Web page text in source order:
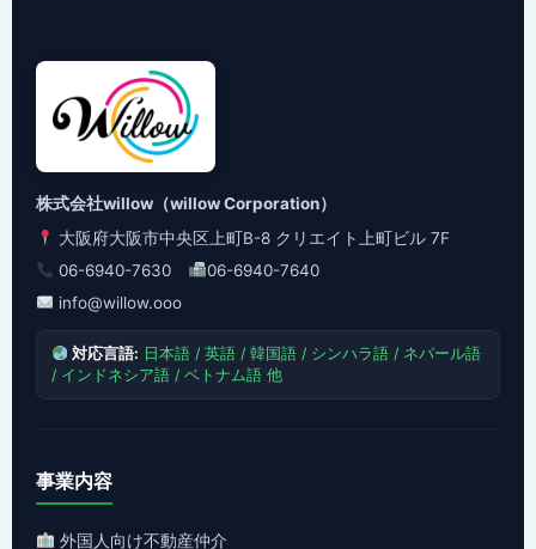
株式会社willow（willow Corporation）
大阪府大阪市中央区上町B-8 クリエイト上町ビル 7F
06-6940-7630
06-6940-7640
info@willow.ooo
対応言語: 日本語 / 英語 / 韓国語 / シンハラ語 / ネパール語
/ インドネシア語 / ベトナム語 他
事業内容
外国人向け不動産仲介